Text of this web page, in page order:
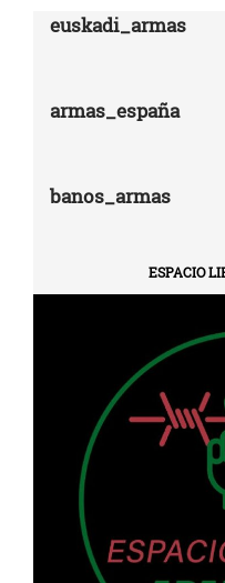
euskadi_armas
armas_españa
banos_armas
ESPACIO